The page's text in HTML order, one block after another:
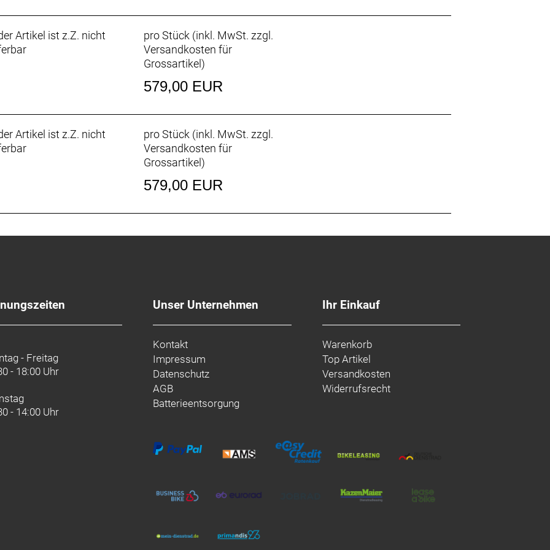
emissionsintensives Aluminium aus unserer Fertigung zu entfernen und durch
das unter Nutzung erneuerbarer Energien hergestellt wird. Bis Oktober 2025 wurden
auf eine herausragende Langlebigkeit und eine sowohl geschmeidige als auch definierte
natürlich für ein großartiges Tretgefühl. Exklusiv nur an Shimano CUES-Antrieben
Oberrohr, interne Zugführung für Schaltwerk und Variosattelstütze,
Scheibenbremse // Tektro HD-M276 hydraulische Scheibenbremse // Power BH-
160 mm Scheibendurchmesser // Power BH-M286TF, hydraulische Scheibenbremse,
160 mm Scheibendurchmesser // Power BH-M286TF, hydraulische Scheibenbremse,
Artikel ist z.Z. nicht
pro Stück (inkl. MwSt. zzgl.
Versandkosten für
Grossartikel)
579,00 EUR
Artikel ist z.Z. nicht
pro Stück (inkl. MwSt. zzgl.
Versandkosten für
Grossartikel)
579,00 EUR
- Freitag
- 18:00 Uhr
- 14:00 Uhr
Unser Unternehmen
Kontakt
Impressum
Datenschutz
AGB
Batterieentsorgung
Ihr Einkauf
Warenkorb
Top Artikel
Versandkosten
Widerrufsrecht